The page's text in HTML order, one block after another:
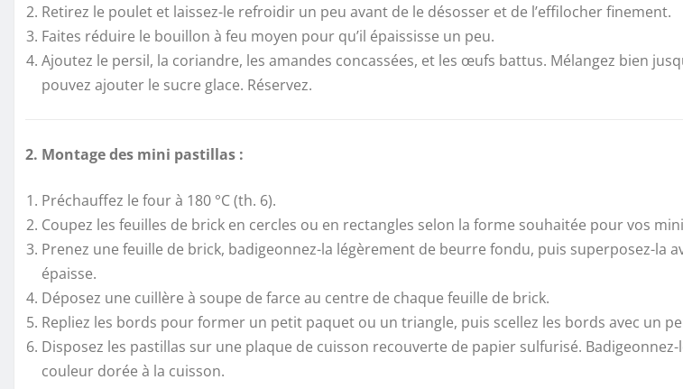
Retirez le poulet et laissez-le refroidir un peu avant de le désosser et de l’effilocher finement.
Faites réduire le bouillon à feu moyen pour qu’il épaississe un peu.
Ajoutez le persil, la coriandre, les amandes concassées, et les œufs battus. Mélangez bien
pouvez ajouter le sucre glace. Réservez.
2. Montage des mini pastillas :
Préchauffez le four à 180 °C (th. 6).
Coupez les feuilles de brick en cercles ou en rectangles selon la forme souhaitée pour vos
Prenez une feuille de brick, badigeonnez-la légèrement de beurre fondu, puis superposez-la
épaisse.
Déposez une cuillère à soupe de farce au centre de chaque feuille de brick.
Repliez les bords pour former un petit paquet ou un triangle, puis scellez les bords avec un
Disposez les pastillas sur une plaque de cuisson recouverte de papier sulfurisé.
couleur dorée à la cuisson.